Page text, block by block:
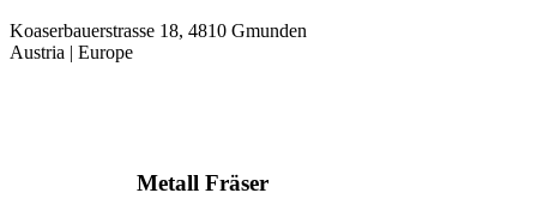
Koaserbauerstrasse 18, 4810 Gmunden
Austria | Europe
Metall Fräser